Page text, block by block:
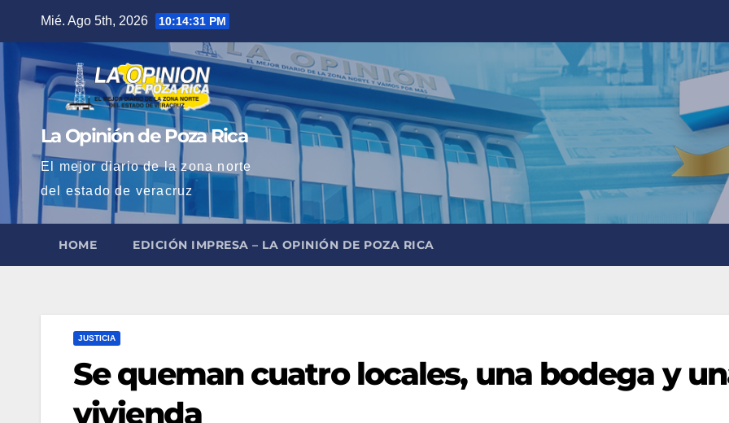
contenido
Mié. Ago 5th, 2026 10:14:32 PM
La Opinión de Poza Rica
El mejor diario de la zona norte
del estado de veracruz
HOME EDICIÓN IMPRESA – LA OPINIÓN DE POZA RICA
JUSTICIA
Se queman cuatro locales, una bodega y
vivienda